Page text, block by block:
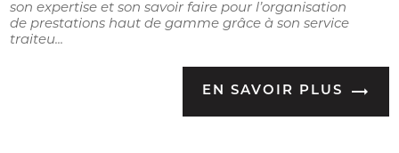
son expertise et son savoir faire pour l’organisation
de prestations haut de gamme grâce à son service
traiteu...
EN SAVOIR PLUS